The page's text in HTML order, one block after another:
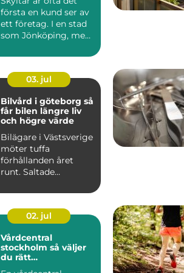
första en kund ser av
ett företag. I en stad
som Jönköping, med
03. jul
Bilvård i göteborg så
får bilen längre liv
och högre värde
Bilägare i Västsverige
möter tuffa
förhållanden året
runt. Saltade
stora delar av ...
02. jul
Vårdcentral
stockholm så väljer
du rätt